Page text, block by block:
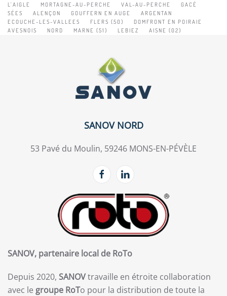
L'AIGLE
MORTAGNE-AU-PERCHE VAL-AU-PERCHE
GACÉ
SÉES
ALENÇON GOUFFERN EN AUGE
ARGENTAN
ECOUCHE-LES-VALLEES
FLERS (50)
DOMFRONT EN POIRAIE
AVESNOIS
NORD MARNE (51) LEBIEZ AISNE (02)
SANOV NORD
53 Pavé du Moulin, 59246 MONS-EN-PÉVÈLE
SANOV, partenaire local de RoTo
Depuis 2020, SANOVtravaille en étroite collaboration
avec le groupe RoTo pour la distribution de toute la